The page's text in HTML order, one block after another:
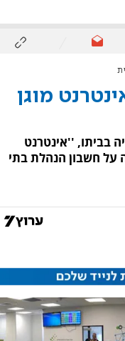
מוגן
בביתו, ''אינטרנט
על חשבון הנהלת בתי